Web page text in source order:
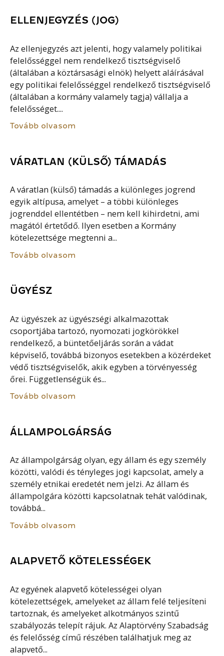
ELLENJEGYZÉS (JOG)
Az ellenjegyzés azt jelenti, hogy valamely politikai
felelősséggel nem rendelkező tisztségviselő
(általában a köztársasági elnök) helyett aláírásával
egy politikai felelősséggel rendelkező tisztségviselő
(általában a kormány valamely tagja) vállalja a
felelősséget....
Tovább olvasom
VÁRATLAN (KÜLSŐ) TÁMADÁS
A váratlan (külső) támadás a különleges jogrend
egyik altípusa, amelyet – a többi különleges
jogrenddel ellentétben – nem kell kihirdetni, ami
magától értetődő. Ilyen esetben a Kormány
kötelezettsége megtenni a...
Tovább olvasom
ÜGYÉSZ
Az ügyészek az ügyészségi alkalmazottak
csoportjába tartozó, nyomozati jogkörökkel
rendelkező, a büntetőeljárás során a vádat
képviselő, továbbá bizonyos esetekben a közérdeket
védő tisztségviselők, akik egyben a törvényesség
őrei. Függetlenségük és...
Tovább olvasom
ÁLLAMPOLGÁRSÁG
Az állampolgárság olyan, egy állam és egy személy
közötti, valódi és tényleges jogi kapcsolat, amely a
személy etnikai eredetét nem jelzi. Az állam és
állampolgára közötti kapcsolatnak tehát valódinak,
továbbá...
Tovább olvasom
ALAPVETŐ KÖTELESSÉGEK
Az egyének alapvető kötelességei olyan
kötelezettségek, amelyeket az állam felé teljesíteni
tartoznak, és amelyeket alkotmányos szintű
szabályozás telepít rájuk. Az Alaptörvény Szabadság
és felelősség című részében találhatjuk meg az
alapvető...